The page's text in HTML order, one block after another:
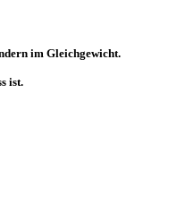
im Gleichgewicht.
ist.